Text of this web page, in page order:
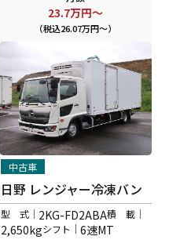
23.7万円～
（税込26.07万円～）
中古車
日野 レンジャー冷凍バン
型 式｜ 2KG-FD2ABA積 載｜
2,650kgシフト｜6速MT